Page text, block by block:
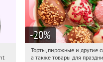
-20%
15:14:21
Торты, пирожные и другие
а также товары для